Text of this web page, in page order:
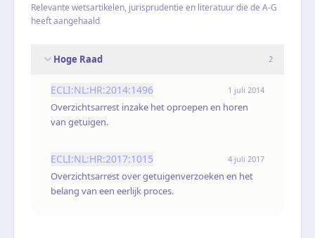
Relevante wetsartikelen, jurisprudentie en literatuur die de A-G
heeft aangehaald
Hoge Raad 2
ECLI:NL:HR:2014:1496 1 juli 2014
Overzichtsarrest inzake het oproepen en horen
van getuigen.
ECLI:NL:HR:2017:1015 4 juli 2017
Overzichtsarrest over getuigenverzoeken en het
belang van een eerlijk proces.